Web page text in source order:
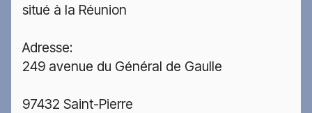
situé à la Réunion
Adresse:
249 avenue du Général de Gaulle
97432 Saint-Pierre